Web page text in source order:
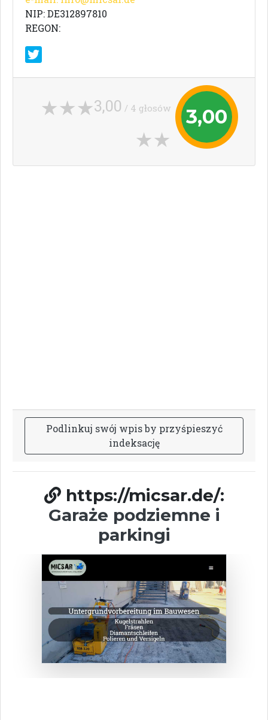
NIP: DE312897810
REGON:
3,00
3,00 / 4 głosów
Podlinkuj swój wpisby przyśpieszyć
indeksację
https://micsar.de/:
Garaże podziemne i
parkingi